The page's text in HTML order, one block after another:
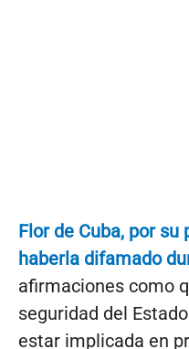
Flor de Cuba, por su
haberla difamado
afirmaciones como
seguridad del
estar implicada en